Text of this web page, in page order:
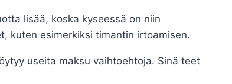
lisää, koska kyseessä on niin
kuten esimerkiksi timantin irtoamisen.
useita maksu vaihtoehtoja. Sinä teet